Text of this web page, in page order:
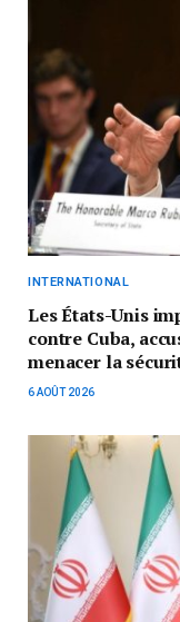
INTERNATIONAL
Les États-Unis
contre Cuba,
menacer la
6 AOÛT 2026